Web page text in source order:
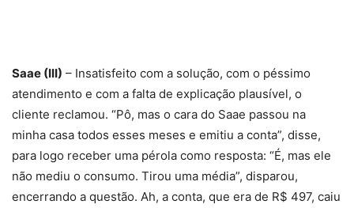
Saae (III) – Insatisfeito com a solução, com o péssimo
atendimento e com a falta de explicação plausível, o
cliente reclamou. “Pô, mas o cara do Saae passou na
minha casa todos esses meses e emitiu a conta”, disse,
para logo receber uma pérola como resposta: “É, mas ele
não mediu o consumo. Tirou uma média”, disparou,
encerrando a questão. Ah, a conta, que era de R$ 497, caiu